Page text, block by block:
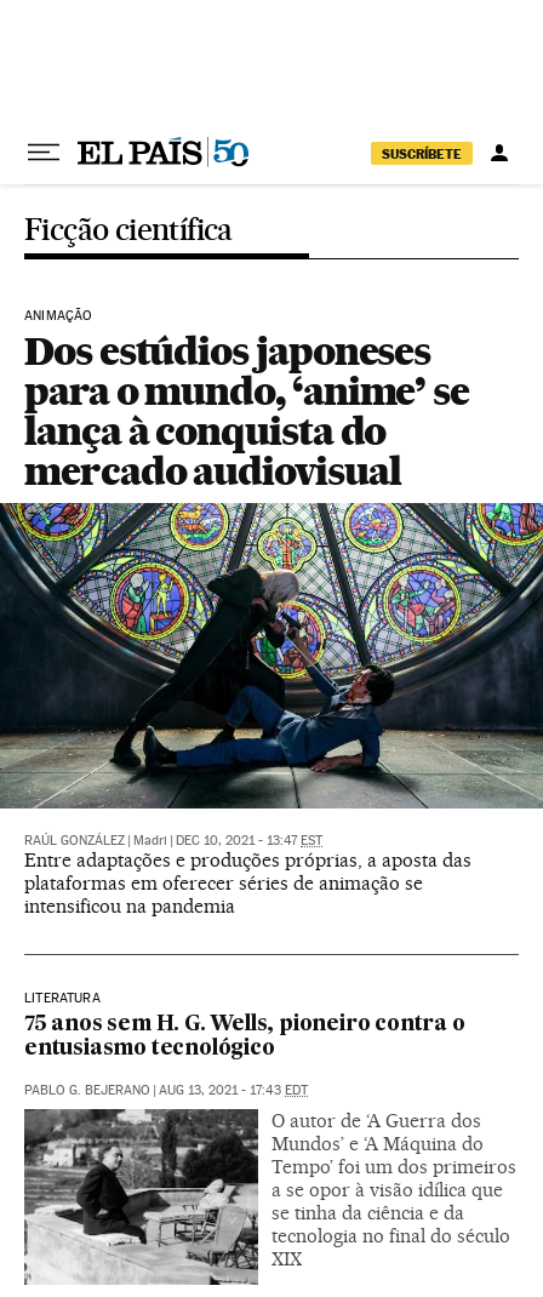
SUSCRÍBETE
Ficção científica
ANIMAÇÃO
Dos estúdios japoneses
para o mundo, ‘anime’ se
lança à conquista do
mercado audiovisual
RAÚL GONZÁLEZ Madri DEC 10, 2021 - 13:47 EST
Entre adaptações e produções próprias, a aposta das
plataformas em oferecer séries de animação se
intensificou na pandemia
LITERATURA
75 anos sem H. G. Wells, pioneiro contra o
entusiasmo tecnológico
PABLO G. BEJERANO AUG 13, 2021 - 17:43 EDT
O autor de ‘A Guerra dos
Mundos’ e ‘A Máquina do
Tempo’ foi um dos primeiros
a se opor à visão idílica que
se tinha da ciência e da
tecnologia no final do século
XIX